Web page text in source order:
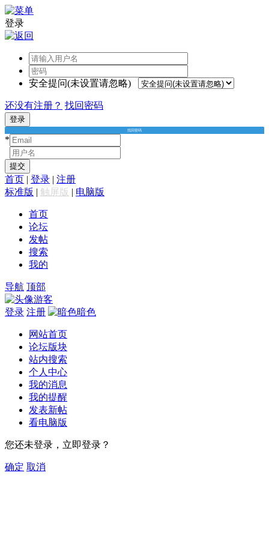
登录
安全提问(未设置请忽略)
还没有注册？ 找回密码
登录
找回密码
*
提交
首页 | 登录 | 注册
标准版 | 触屏版 | 电脑版
首页
论坛
发帖
搜索
我的
导航 顶部
游客
登录 注册 暗色
网站首页
论坛版块
站内搜索
个人中心
我的消息
我的提醒
发表新帖
看电脑版
您还未登录，立即登录？
确定 取消